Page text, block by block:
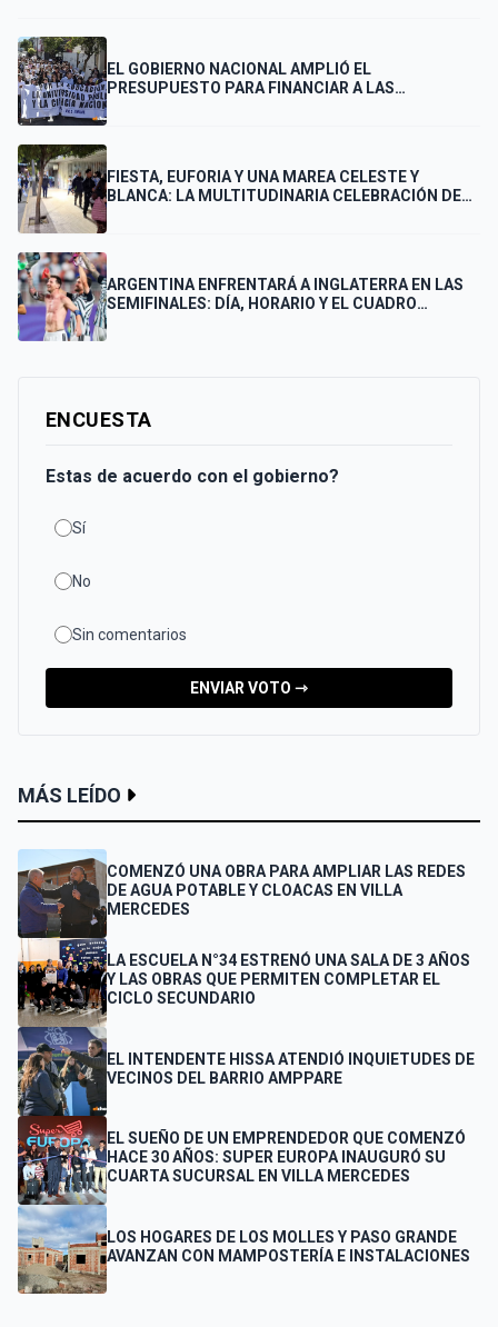
EL GOBIERNO NACIONAL AMPLIÓ EL
PRESUPUESTO PARA FINANCIAR A LAS
FIESTA, EUFORIA Y UNA MAREA CELESTE Y
BLANCA: LA MULTITUDINARIA CELEBRACIÓN DE
ARGENTINA ENFRENTARÁ A INGLATERRA EN LAS
SEMIFINALES: DÍA, HORARIO Y EL CUADRO
ENCUESTA
Estas de acuerdo con el gobierno?
Sí
No
Sin comentarios
ENVIAR VOTO ⇾
MÁS LEÍDO
COMENZÓ UNA OBRA PARA AMPLIAR LAS REDES
DE AGUA POTABLE Y CLOACAS EN VILLA
MERCEDES
LA ESCUELA N°34 ESTRENÓ UNA SALA DE 3 AÑOS
Y LAS OBRAS QUE PERMITEN COMPLETAR EL
CICLO SECUNDARIO
EL INTENDENTE HISSA ATENDIÓ INQUIETUDES DE
VECINOS DEL BARRIO AMPPARE
EL SUEÑO DE UN EMPRENDEDOR QUE COMENZÓ
HACE 30 AÑOS: SUPER EUROPA INAUGURÓ SU
CUARTA SUCURSAL EN VILLA MERCEDES
LOS HOGARES DE LOS MOLLES Y PASO GRANDE
AVANZAN CON MAMPOSTERÍA E INSTALACIONES